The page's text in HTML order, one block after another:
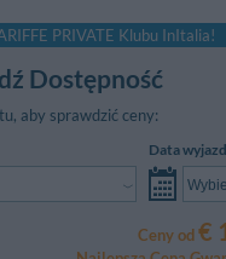
PRIVATE Klubu InItalia!
Dostępność
aby sprawdzić ceny:
Data
Ceny od€